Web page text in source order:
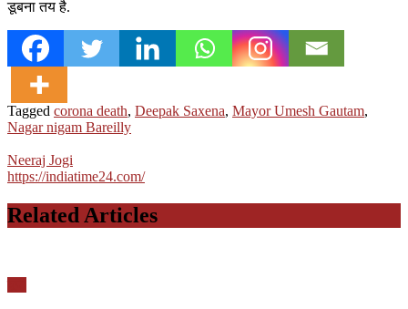
डूबना तय है.
Tagged corona death, Deepak Saxena, Mayor Umesh Gautam,
Nagar nigam Bareilly
Neeraj Jogi
https://indiatime24.com/
Related Articles